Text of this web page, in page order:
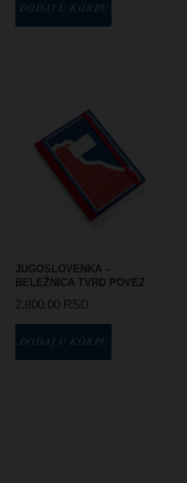
DODAJ U KORPU
JUGOSLOVENKA –
BELEŽNICA TVRD POVEZ
2,800.00 RSD
DODAJ U KORPU